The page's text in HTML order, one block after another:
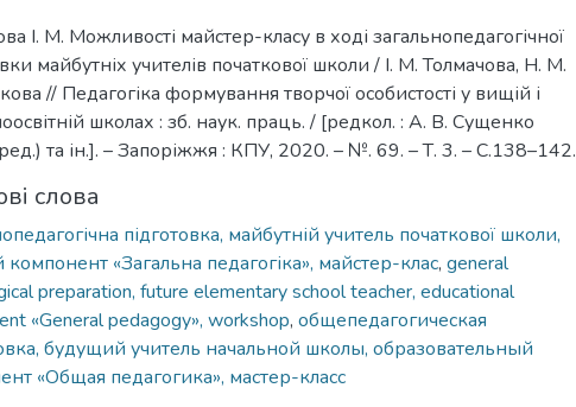
І. М. Можливості майстер-класу в ході загальнопедагогічної
майбутніх учителів початкової школи / І. М. Толмачова, Н. М.
// Педагогіка формування творчої особистості у вищій і
школах : зб. наук. праць. / [редкол. : А. В. Сущенко
та ін.]. – Запоріжжя : КПУ, 2020. – №. 69. – Т. 3. – С.138–142.
слова
підготовка, майбутній учитель початкової школи,
компонент «Загальна педагогіка», майстер-клас, general
preparation, future elementary school teacher, educational
«General pedagogy», workshop, общепедагогическая
будущий учитель начальной школы, образовательный
«Общая педагогика», мастер-класс